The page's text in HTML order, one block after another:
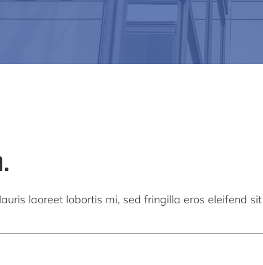
laoreet lobortis mi, sed fringilla eros eleifend